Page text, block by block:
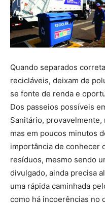
Quando separados
recicláveis, deixam de
se fonte de renda e
Dos passeios possíveis
Sanitário, provavelmente,
mas em poucos minutos
importância de conhecer
resíduos, mesmo sendo
divulgado, ainda precisa
uma rápida caminhada
como há incoerências no